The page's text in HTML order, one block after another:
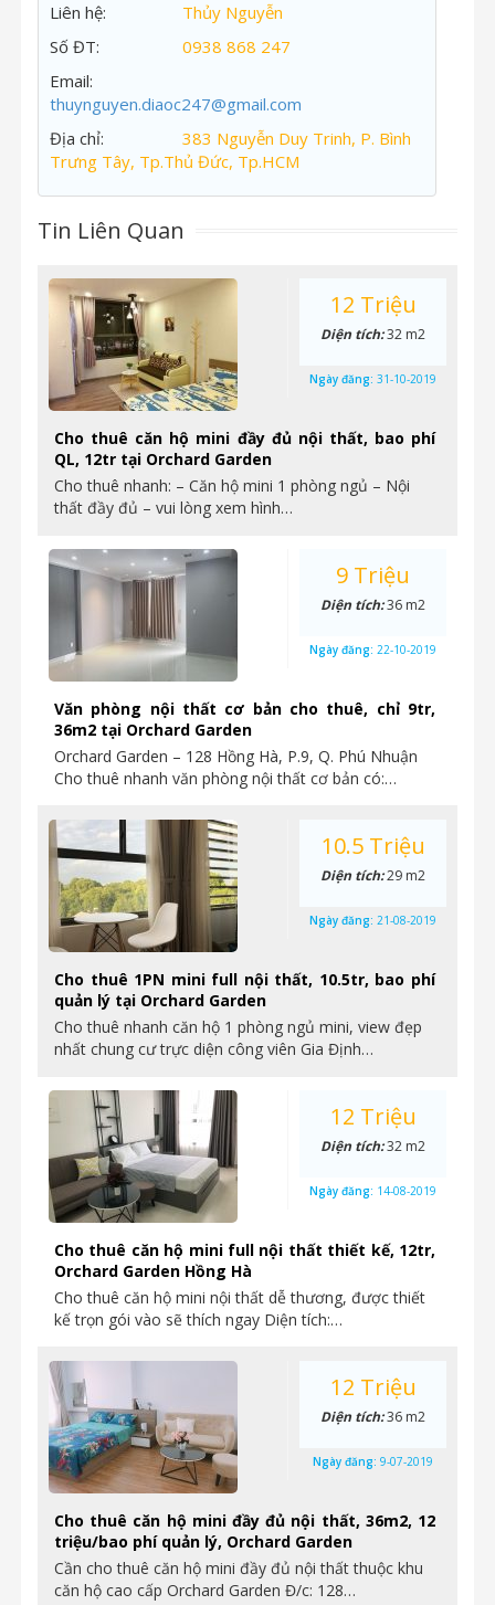
Liên hệ:
Thủy Nguyễn
Số ĐT:
0938 868 247
Email:
thuynguyen.diaoc247@gmail.com
Địa chỉ:
383 Nguyễn Duy Trinh, P. Bình
Trưng Tây, Tp.Thủ Đức, Tp.HCM
Tin Liên Quan
Cho thuê căn hộ mini đầy đủ nội thất, bao phí
QL, 12tr tại Orchard Garden
Cho thuê nhanh: – Căn hộ mini 1 phòng ngủ – Nội
thất đầy đủ – vui lòng xem hình…
12 Triệu
Diện tích:32 m2
Ngày đăng: 31-10-2019
Văn phòng nội thất cơ bản cho thuê, chỉ 9tr,
36m2 tại Orchard Garden
Orchard Garden – 128 Hồng Hà, P.9, Q. Phú Nhuận
Cho thuê nhanh văn phòng nội thất cơ bản có:…
9 Triệu
Diện tích:36 m2
Ngày đăng: 22-10-2019
Cho thuê 1PN mini full nội thất, 10.5tr, bao phí
quản lý tại Orchard Garden
Cho thuê nhanh căn hộ 1 phòng ngủ mini, view đẹp
nhất chung cư trực diện công viên Gia Định…
10.5 Triệu
Diện tích:29 m2
Ngày đăng: 21-08-2019
Cho thuê căn hộ mini full nội thất thiết kế, 12tr,
Orchard Garden Hồng Hà
Cho thuê căn hộ mini nội thất dễ thương, được thiết
kế trọn gói vào sẽ thích ngay Diện tích:…
12 Triệu
Diện tích:32 m2
Ngày đăng: 14-08-2019
Cho thuê căn hộ mini đầy đủ nội thất, 36m2, 12
triệu/bao phí quản lý, Orchard Garden
Cần cho thuê căn hộ mini đầy đủ nội thất thuộc khu
căn hộ cao cấp Orchard Garden Đ/c: 128…
12 Triệu
Diện tích:36 m2
Ngày đăng: 9-07-2019